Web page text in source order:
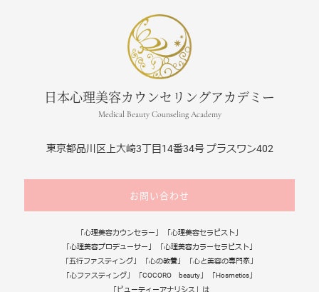
日本心理美容カウンセリングアカデミー
Medical Beauty Counseling Academy
東京都品川区上大崎3丁目14番34号 プラスワン402
お問い合わせ
「心理美容カウンセラー」 「心理美容セラピスト」
「心理美容プロデューサー」 「心理美容カラーセラピスト」
「五行ファスティング」 「心の教養」 「心と美容の専門家」
「心ファスティング」 「COCORO beauty」 「Hosmetics」
「ビューティーアナリシス」は